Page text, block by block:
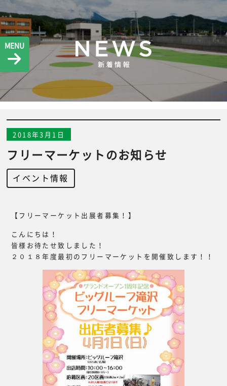
MENU
2018年3月1日
フリーマーケットのお知らせ
イベント情報
【フリーマーケット出展者募集！】
こんにちは！
皆様お待たせ致しました！
２０１８年度最初のフリーマーケットを開催致します！！